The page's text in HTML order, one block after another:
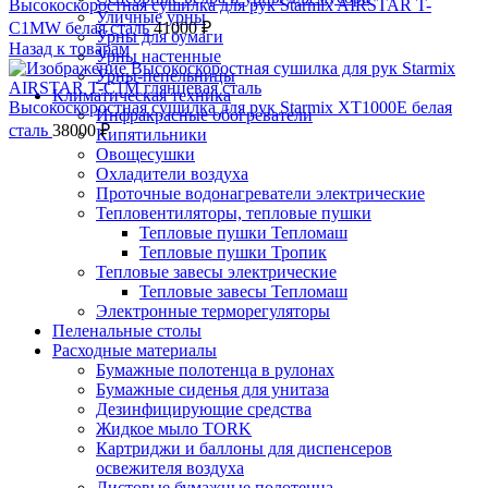
Уличные урны
Урны для бумаги
Урны настенные
Урны-пепельницы
Климатическая техника
Инфракрасные обогреватели
Кипятильники
Овощесушки
Охладители воздуха
Проточные водонагреватели электрические
Тепловентиляторы, тепловые пушки
Тепловые пушки Тепломаш
Тепловые пушки Тропик
Тепловые завесы электрические
Тепловые завесы Тепломаш
Электронные терморегуляторы
Пеленальные столы
Расходные материалы
Бумажные полотенца в рулонах
Бумажные сиденья для унитаза
Дезинфицирующие средства
Жидкое мыло TORK
Картриджи и баллоны для диспенсеров
освежителя воздуха
Высокоскоростная сушилка для рук Starmix AIRSTAR T-
C1MW белая сталь41000₽
Назад к товарам
Высокоскоростная сушилка для рук Starmix XT1000E белая
сталь 38000₽